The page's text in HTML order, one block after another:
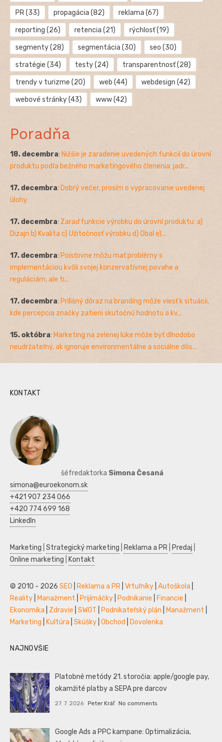
PR(33) propagácia (82) reklama (67)
reporting (26) retencia (21) rýchlosť(19)
segmenty(28) segmentácia (30) seo (30)
stratégie (34) testy(24) transparentnosť(28)
trendy v turizme (20) web (44) webdesign (42)
webové stránky(43) www(42)
Poradňa
18. decembra: Nižšie je zaradenie uvedených funkcií do úrovní
produktu podľa bežného marketingového členenia: jadr...
17. decembra: Dobrý večer, prosím o vypracovanie uvedenej
úlohy
17. decembra: Zaraď funkcie výrobku do úrovní produktu: a)
Dizajn b) Kvalita c) Užitočnosť výrobku d) Obal e)...
17. decembra: Poisťovne môžu mať problémy s
implementáciou kvôli svojej konzervatívnej povahe a
reguláciám, ale ti...
17. decembra: Prílišný dôraz na branding môže viesť k situácii,
kde percepcia značky zatieni skutočnú hodnotu a kv...
15. októbra: Marketing na zelenej lúke môže byť dlhodobo
neudržateľný, ak ignoruje environmentálne a sociálne dôs...
KONTAKT
šéfredaktorka Simona Česaná
simona@euroekonom.sk
+421 907 234 066
+420 774 699 168
LinkedIn
Marketing Strategický marketing Reklama a PR Predaj
Online marketing
Kontakt
© 2010 - 2026 SEO Reklama a PR Vrtuľníky Autoškola
Reality
Manažment Prijímáčky Podnikanie Financie
Ekonomika
Zdravie SWOT Podnikateľský plán Manažment
Marketing
Kultúra Skúšky Obchod Dovolenka
NAJNOVŠIE
Platobné metódy 21. storočia: apple/google pay,
okamžité platby a SEPA pre darcov
27. 7. 2026 Peter Kráľ No comments
Google Ads a PPC kampane: Optimalizácia,